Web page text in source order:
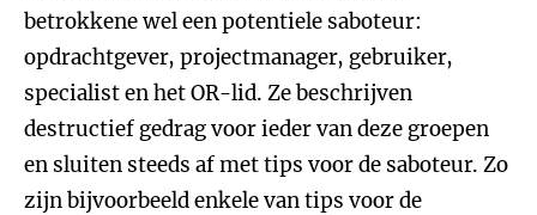
betrokkene wel een potentiele saboteur:
opdrachtgever, projectmanager, gebruiker,
specialist en het OR-lid. Ze beschrijven
destructief gedrag voor ieder van deze groepen
en sluiten steeds af met tips voor de saboteur. Zo
zijn bijvoorbeeld enkele van tips voor de